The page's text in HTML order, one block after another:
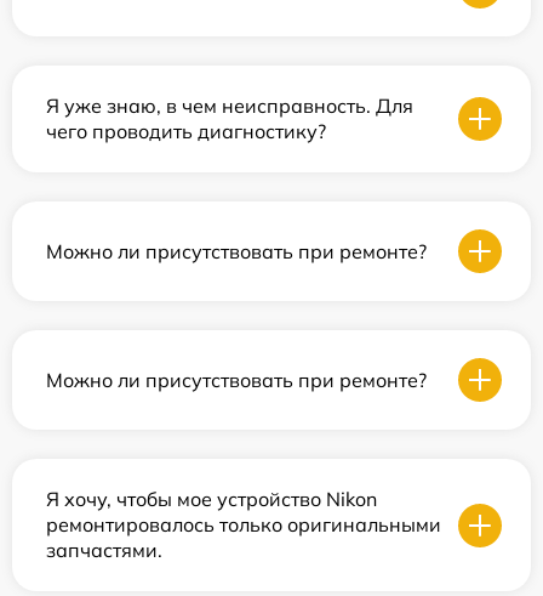
Я уже знаю, в чем неисправность. Для
чего проводить диагностику?
Можно ли присутствовать при ремонте?
Можно ли присутствовать при ремонте?
Я хочу, чтобы мое устройство Nikon
ремонтировалось только оригинальными
запчастями.